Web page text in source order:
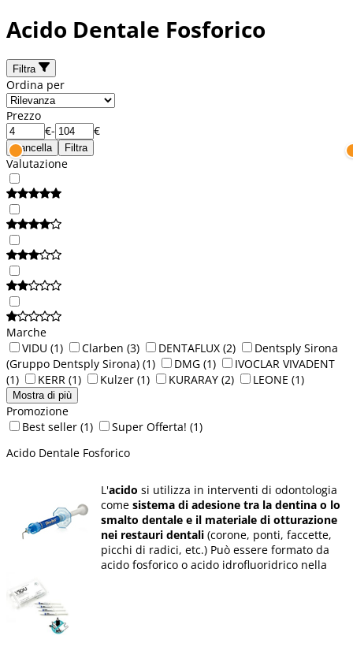
Acido Dentale Fosforico
Filtra
Ordina per
Prezzo
€- €
Cancella Filtra
Valutazione
Marche
VIDU (1) Clarben (3) DENTAFLUX (2)
Dentsply Sirona
(Gruppo Dentsply Sirona) (1) DMG (1)
IVOCLAR VIVADENT
(1)
KERR (1) Kulzer (1) KURARAY (2) LEONE (1)
Mostra di più
Promozione
Best seller (1) Super Offerta! (1)
Acido Dentale Fosforico
L'acido si utilizza in interventi di odontologia
come sistema di adesione tra la dentina o lo
smalto dentale e il materiale di otturazione
nei restauri dentali (corone, ponti, faccette,
picchi di radici, etc.) Può essere formato da
acido fosforico o acido idrofluoridrico nella